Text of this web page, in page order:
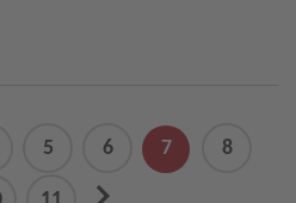
5 6 7 8